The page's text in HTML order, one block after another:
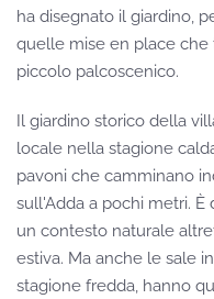
ha disegnato il giardino,
quelle mise en place
piccolo palcoscenico.
Il giardino storico della
locale nella stagione
pavoni che camminano
sull'Adda a pochi metri.
un contesto naturale
estiva. Ma anche le sale
stagione fredda, hanno